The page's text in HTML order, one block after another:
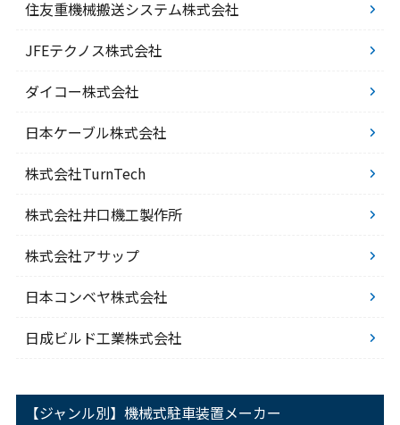
住友重機械搬送システム株式会社
JFEテクノス株式会社
ダイコー株式会社
日本ケーブル株式会社
株式会社TurnTech
株式会社井口機工製作所
株式会社アサップ
日本コンベヤ株式会社
日成ビルド工業株式会社
【ジャンル別】機械式駐車装置メーカー